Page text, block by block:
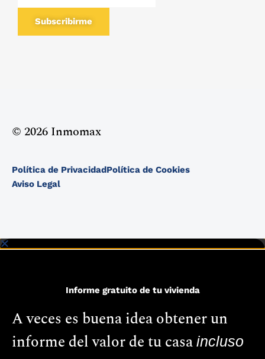
Subscribirme
© 2026 Inmomax
Política de PrivacidadPolítica de Cookies
Aviso Legal
Informe gratuito de tu vivienda
A veces es buena idea obtener un
informe del valor de tu casa incluso